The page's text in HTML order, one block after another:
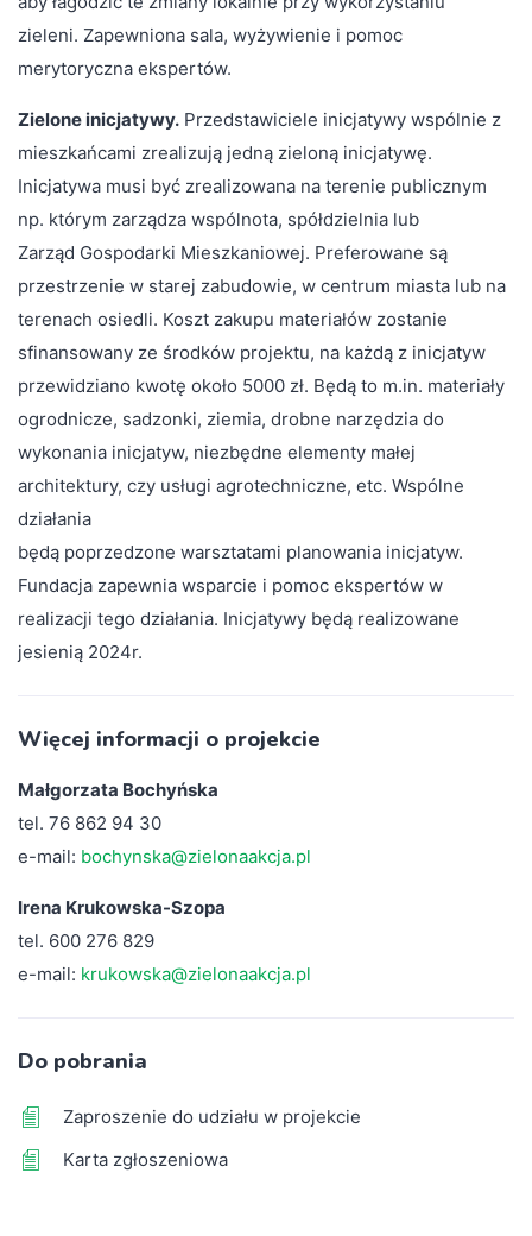
zieleni. Zapewniona sala, wyżywienie i pomoc
merytoryczna ekspertów.
Zielone inicjatywy. Przedstawiciele inicjatywy wspólnie z
mieszkańcami zrealizują jedną zieloną inicjatywę.
Inicjatywa musi być zrealizowana na terenie publicznym
np. którym zarządza wspólnota, spółdzielnia lub
Zarząd Gospodarki Mieszkaniowej. Preferowane są
przestrzenie w starej zabudowie, w centrum miasta lub na
terenach osiedli. Koszt zakupu materiałów zostanie
sfinansowany ze środków projektu, na każdą z inicjatyw
przewidziano kwotę około 5000 zł. Będą to m.in. materiały
ogrodnicze, sadzonki, ziemia, drobne narzędzia do
wykonania inicjatyw, niezbędne elementy małej
architektury, czy usługi agrotechniczne, etc. Wspólne
działania
będą poprzedzone warsztatami planowania inicjatyw.
Fundacja zapewnia wsparcie i pomoc ekspertów w
realizacji tego działania. Inicjatywy będą realizowane
jesienią 2024r.
Więcej informacji o projekcie
Małgorzata Bochyńska
tel. 76 862 94 30
e-mail: bochynska@zielonaakcja.pl
Irena Krukowska-Szopa
tel. 600 276 829
e-mail: krukowska@zielonaakcja.pl
Do pobrania
Zaproszenie do udziału w projekcie
Karta zgłoszeniowa